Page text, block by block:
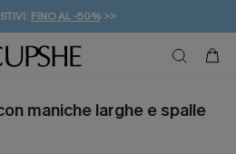
FINO AL -50%>>
GRATUITA DA 49€
I NUOVI: 20% DI SCONTO*
maniche larghe e spalle